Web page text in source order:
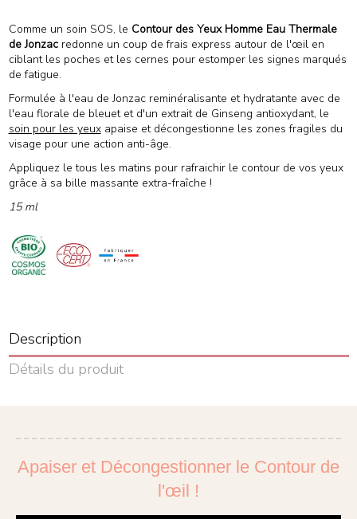
Comme un soin SOS, le Contour des Yeux Homme Eau Thermale
de Jonzacredonne un coup de frais express autour de l'œil en
ciblant les poches et les cernes pour estomper les signes marqués
de fatigue.
Formulée à l'eau de Jonzac reminéralisante et hydratante avec de
l'eau florale de bleuet et d'un extrait de Ginseng antioxydant, le
soin pour les yeuxapaise et décongestionne les zones fragiles du
visage pour une action anti-âge.
Appliquez le tous les matins pour rafraichir le contour de vos yeux
grâce à sa bille massante extra-fraîche !
15 ml
Description
Détails du produit
Apaiser et Décongestionner le Contour de
l'œil !